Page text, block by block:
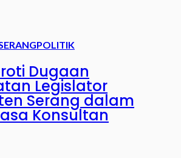
POLITIK
Dugaan
Legislator
Serang dalam
Konsultan